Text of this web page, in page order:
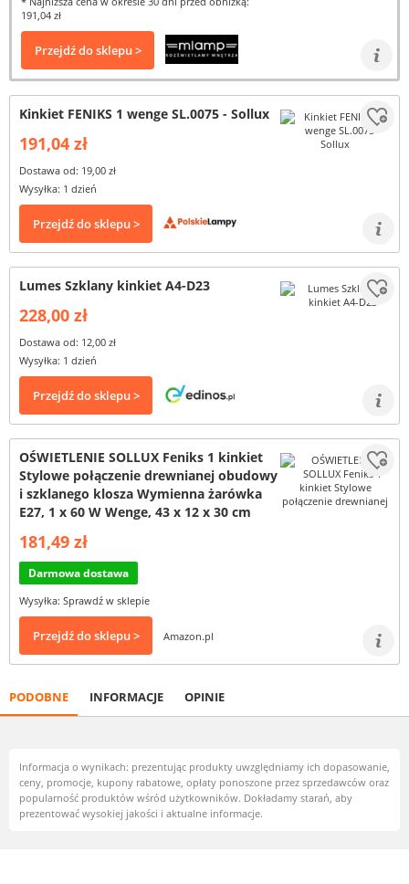
191,04 zł
Przejdź do sklepu >
Kinkiet FENIKS 1 wenge SL.0075 - Sollux
191,04 zł
Dostawa od: 19,00 zł
Wysyłka: 1 dzień
Przejdź do sklepu >
Lumes Szklany kinkiet A4-D23
228,00 zł
Dostawa od: 12,00 zł
Wysyłka: 1 dzień
Przejdź do sklepu >
OŚWIETLENIE SOLLUX Feniks 1 kinkiet
Stylowe połączenie drewnianej obudowy
i szklanego klosza Wymienna żarówka
E27, 1 x 60 W Wenge, 43 x 12 x 30 cm
181,49 zł
Darmowa dostawa
Wysyłka: Sprawdź w sklepie
Przejdź do sklepu > Amazon.pl
PODOBNE INFORMACJE OPINIE
Informacja o wynikach: prezentując produkty uwzględniamy ich dopasowanie,
ceny, promocje, kupony rabatowe, opłaty ponoszone przez sprzedawców oraz
popularność produktów wśród użytkowników. Dokładamy starań, aby
prezentować wysokiej jakości i aktualne informacje.